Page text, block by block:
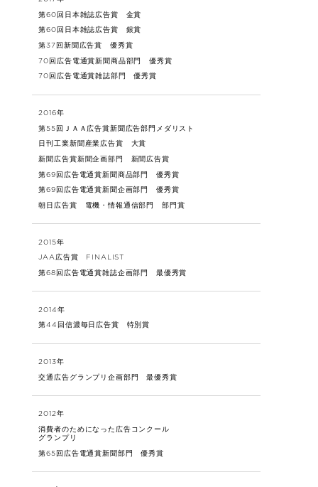
第60回日本雑誌広告賞 金賞
第60回日本雑誌広告賞 銀賞
第37回新聞広告賞 優秀賞
70回広告電通賞新聞商品部門 優秀賞
70回広告電通賞雑誌部門 優秀賞
2016年
第55回ＪＡＡ広告賞新聞広告部門メダリスト
日刊工業新聞産業広告賞 大賞
新聞広告賞新聞企画部門 新聞広告賞
第69回広告電通賞新聞商品部門 優秀賞
第69回広告電通賞新聞企画部門 優秀賞
朝日広告賞 電機・情報通信部門 部門賞
2015年
JAA広告賞 FINALIST
第68回広告電通賞雑誌企画部門 最優秀賞
2014年
第44回信濃毎日広告賞 特別賞
2013年
交通広告グランプリ企画部門 最優秀賞
2012年
消費者のためになった広告コンクール
グランプリ
第65回広告電通賞新聞部門 優秀賞